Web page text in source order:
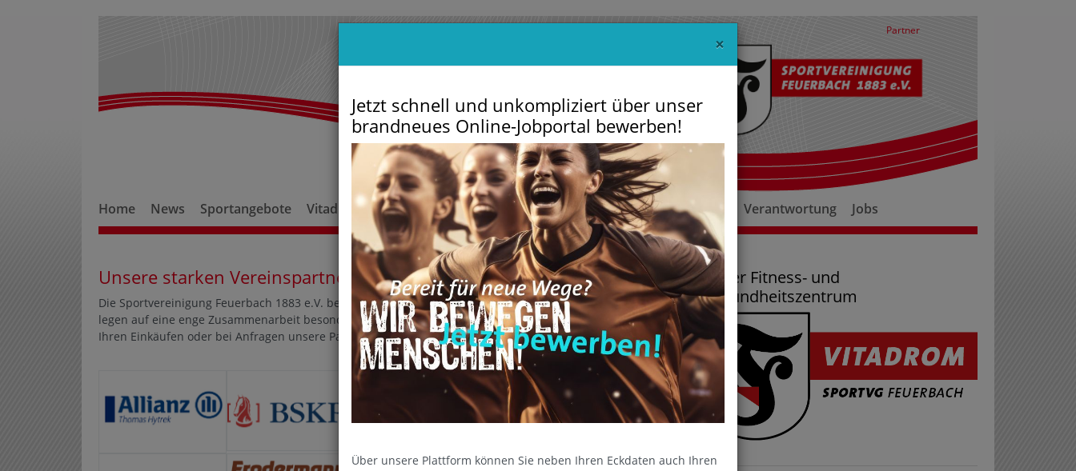
Partner
Home News Sportangebote Vitadrom VitArena Sportschulen Der Verein Service Partner Verantwortung Jobs
Unsere starken Vereinspartner
Die Sportvereinigung Feuerbach 1883 e.V. bedankt sich ganz herzlich bei allen Vereins-Partnern. Wir
legen auf eine enge Zusammenarbeit besonderen Wert. Es freut uns, wenn unsere Mitglieder bei
Ihren Einkäufen oder bei Anfragen unsere Partner berücksichtigen.
Unser Fitness- und
Gesundheitszentrum
×
Jetzt schnell und unkompliziert über unser
brandneues Online-Jobportal bewerben!
Über unsere Plattform können Sie neben Ihren Eckdaten auch Ihren